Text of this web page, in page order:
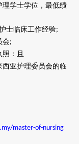
学士学位，最低绩
士临床工作经验;
会;
：且
亚护理委员会的临
master-of-nursing